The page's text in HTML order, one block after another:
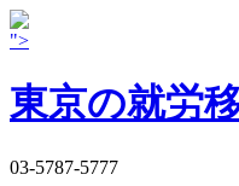
">
東京の就労
03-5787-5777